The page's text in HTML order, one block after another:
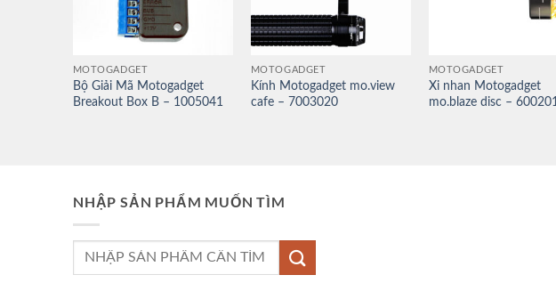
MOTOGADGET
Bộ Giải Mã Motogadget
Breakout Box B – 1005041
MOTOGADGET
Kính Motogadget mo.view
cafe – 7003020
MOTOGADGET
Xi nhan Motogadget
mo.blaze disc – 600201
NHẬP SẢN PHẨM MUỐN TÌM
Tìm
kiếm: